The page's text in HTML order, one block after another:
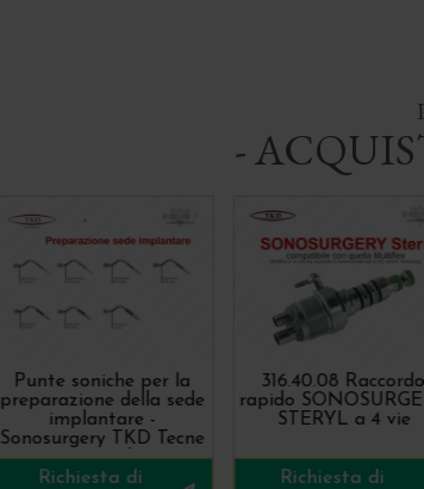
-
Punte soniche per la
preparazione della sede
implantare -
Sonosurgery TKD Tecne
Dental
Richiesta di
316.40.08 Raccordo
rapido
STERYL a 4 vie
Richiesta di